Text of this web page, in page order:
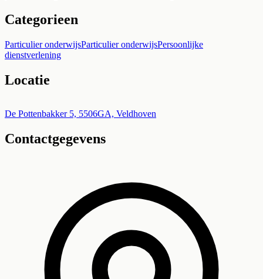
Categorieen
Particulier onderwijsParticulier onderwijsPersoonlijke
dienstverlening
Locatie
+
−
De Pottenbakker 5, 5506GA, Veldhoven
Contactgegevens